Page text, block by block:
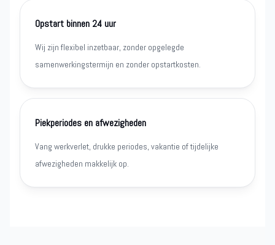
Opstart binnen 24 uur
Wij zijn flexibel inzetbaar, zonder opgelegde
samenwerkingstermijn en zonder opstartkosten.
Piekperiodes en afwezigheden
Vang werkverlet, drukke periodes, vakantie of tijdelijke
afwezigheden makkelijk op.